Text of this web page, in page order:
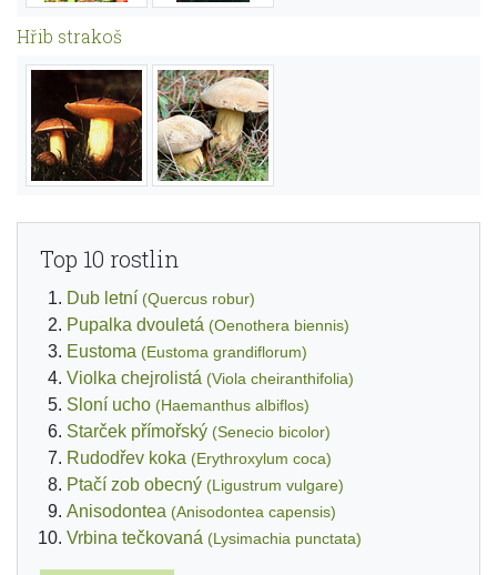
Hřib strakoš
Top 10 rostlin
Dub letní (Quercus robur)
Pupalka dvouletá (Oenothera biennis)
Eustoma (Eustoma grandiflorum)
Violka chejrolistá (Viola cheiranthifolia)
Sloní ucho (Haemanthus albiflos)
Starček přímořský (Senecio bicolor)
Rudodřev koka (Erythroxylum coca)
Ptačí zob obecný (Ligustrum vulgare)
Anisodontea (Anisodontea capensis)
Vrbina tečkovaná (Lysimachia punctata)